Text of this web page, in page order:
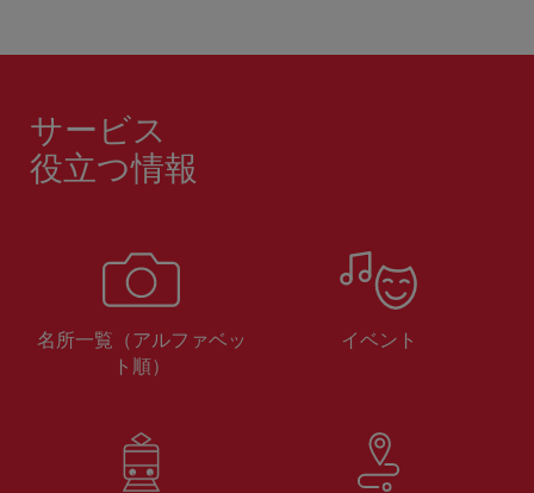
サービス
役立つ情報
名所一覧（アルファベッ
ト順）
イベント